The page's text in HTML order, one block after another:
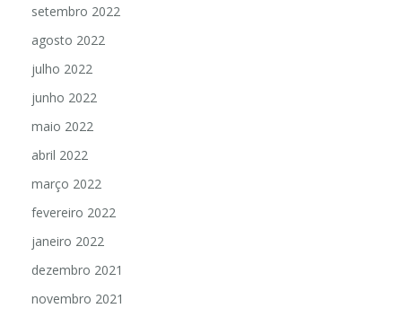
setembro 2022
agosto 2022
julho 2022
junho 2022
maio 2022
abril 2022
março 2022
fevereiro 2022
janeiro 2022
dezembro 2021
novembro 2021